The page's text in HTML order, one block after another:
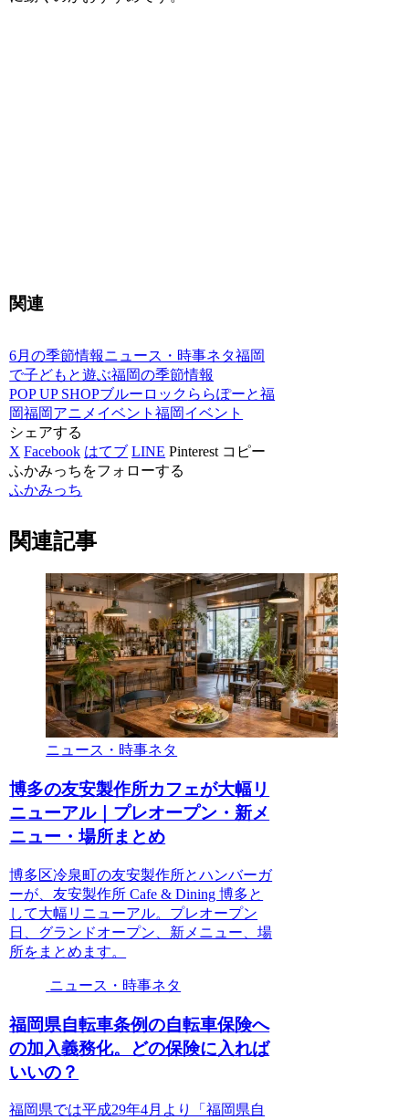
関連
6月の季節情報ニュース・時事ネタ福岡
で子どもと遊ぶ福岡の季節情報
POP UP SHOPブルーロック ららぽーと福
岡福岡アニメイベント福岡イベント
シェアする
X Facebook はてブ LINE Pinterest コピー
ふかみっちをフォローする
ふかみっち
関連記事
ニュース・時事ネタ
博多の友安製作所カフェが大幅リ
ニューアル｜プレオープン・新メ
ニュー・場所まとめ
博多区冷泉町の友安製作所とハンバーガ
ーが、友安製作所 Cafe & Dining 博多と
して大幅リニューアル。プレオープン
日、グランドオープン、新メニュー、場
所をまとめます。
ニュース・時事ネタ
福岡県自転車条例の自転車保険へ
の加入義務化。どの保険に入れば
いいの？
福岡県では平成29年4月より「福岡県自